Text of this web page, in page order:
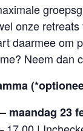
onze
daarmee om
Neem dan
maandag 23